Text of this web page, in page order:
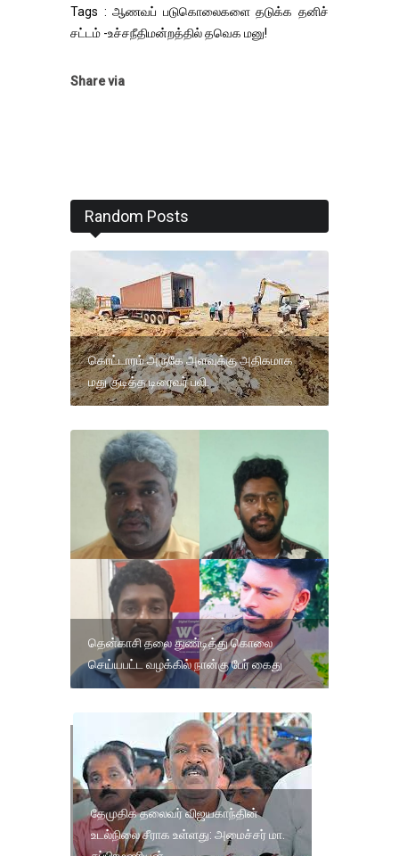
Tags : ஆணவப் படுகொலைகளை தடுக்க தனிச்
சட்டம் -உச்சநீதிமன்றத்தில் தவெக மனு!
Share via
Random Posts
கொட்டாரம் அருகே அளவுக்கு அதிகமாக
மது குடித்த டிரைவர் பலி.
தென்காசி தலை துண்டித்து கொலை
செய்யபட்ட வழக்கில் நான்கு பேர் கைது
குமரியில்
1,500க்கும்
மேற்பட்ட
மீனவர்கள்
கடலுக்கு
தேமுதிக தலைவர் விஜயகாந்தின்
உடல்நிலை சீராக உள்ளது: அமைச்சர் மா.